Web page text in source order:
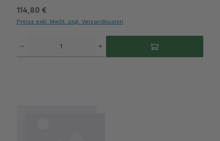
Regulärer Preis:
114,80 €
Preise exkl. MwSt. zzgl. Versandkosten